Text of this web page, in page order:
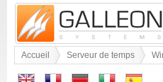
Accueil Serveur de temps